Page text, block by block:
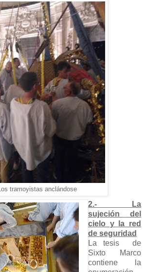
Los tramoyistas anclándose
2.- La
sujeción del
cielo y la red
de seguridad
La tesis de
Sixto Marco
contiene la